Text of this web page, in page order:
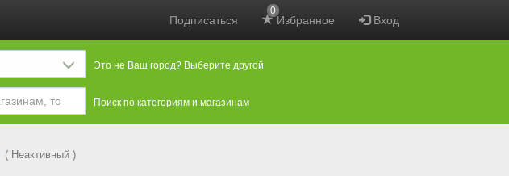
Подписаться Избранное
0
Вход
Это не Ваш город? Выберите другой
Поиск по категориям и магазинам
( Неактивный )